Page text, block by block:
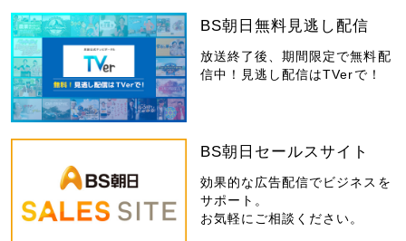
BS朝日無料見逃し配信
放送終了後、期間限定で無料配
信中！見逃し配信はTVerで！
BS朝日セールスサイト
効果的な広告配信でビジネスを
サポート。
お気軽にご相談ください。